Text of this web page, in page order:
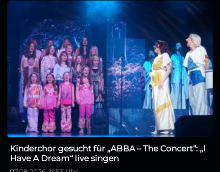
Kinderchor gesucht für „ABBA – The Concert“: „I
Have A Dream“ live singen